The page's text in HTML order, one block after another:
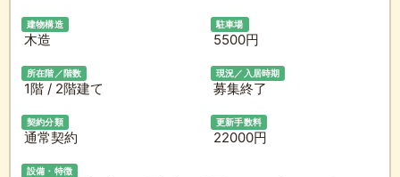
建物構造
木造
駐車場
5500円
所在階／階数
1階 / 2階建て
現況／入居時期
募集終了
契約分類
通常契約
更新手数料
22000円
設備・特徴